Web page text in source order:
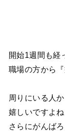
開始1週間も経
職場の方から
周りにいる人
嬉しいですよ
さらにがんば